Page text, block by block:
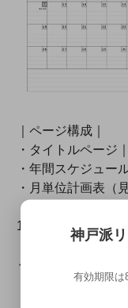
｜ページ構成｜
・タイトルページ
・年間スケジュー
・月単位計画表（
・マンスリーペー
17P
・ウィークリーペ
～123P
・メモページ（
・白ページ ※下部
神戸派
有効期限は